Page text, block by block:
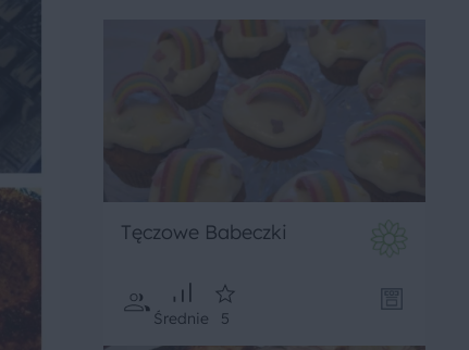
Tęczowe Babeczki
Średnie 5